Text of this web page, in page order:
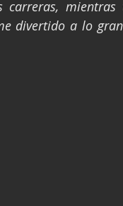
carreras,
divertido a lo